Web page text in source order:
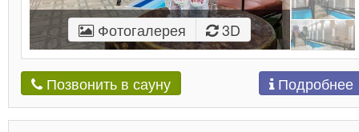
Фотогалерея 3D
Позвонить в сауну Подробнее